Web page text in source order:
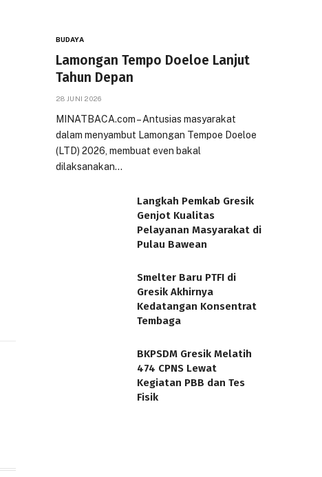
BUDAYA
Lamongan Tempo Doeloe Lanjut
Tahun Depan
28 JUNI 2026
MINATBACA.com – Antusias masyarakat
dalam menyambut Lamongan Tempoe Doeloe
(LTD) 2026, membuat even bakal
dilaksanakan…
Langkah Pemkab Gresik
Genjot Kualitas
Pelayanan Masyarakat di
Pulau Bawean
Smelter Baru PTFI di
Gresik Akhirnya
Kedatangan Konsentrat
Tembaga
BKPSDM Gresik Melatih
474 CPNS Lewat
Kegiatan PBB dan Tes
Fisik